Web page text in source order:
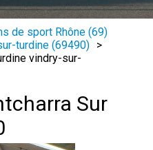
de sport Rhône (69)
turdine (69490) >
vindry-sur-
Sur